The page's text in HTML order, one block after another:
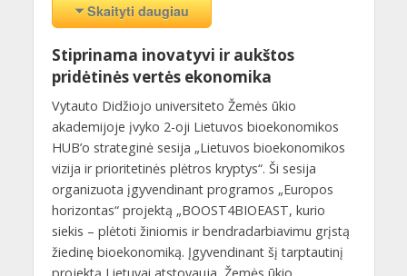
Skaityti daugiau
Stiprinama inovatyvi ir aukštos
pridėtinės vertės ekonomika
Vytauto Didžiojo universiteto Žemės ūkio
akademijoje įvyko 2-oji Lietuvos bioekonomikos
HUB’o strateginė sesija „Lietuvos bioekonomikos
vizija ir prioritetinės plėtros kryptys“. Ši sesija
organizuota įgyvendinant programos „Europos
horizontas“ projektą „BOOST4BIOEAST, kurio
siekis – plėtoti žiniomis ir bendradarbiavimu grįstą
žiedinę bioekonomiką. Įgyvendinant šį tarptautinį